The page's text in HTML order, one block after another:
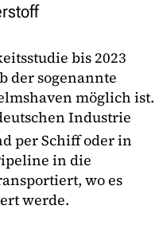
bis 2023
der sogenannte
möglich ist.
Industrie
per Schiff oder in
in die
wo es
werde.